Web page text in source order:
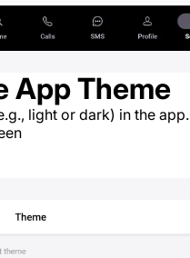
App Theme
light or dark) in the app.